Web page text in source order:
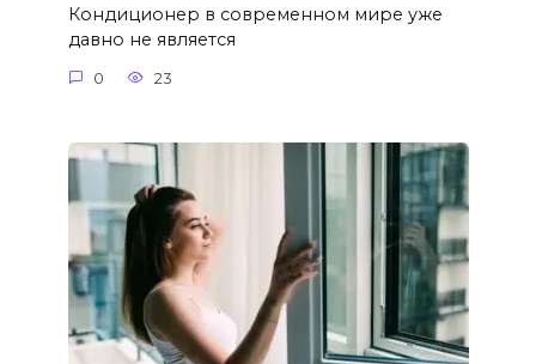
Кондиционер в современном мире уже
давно не является
0 23